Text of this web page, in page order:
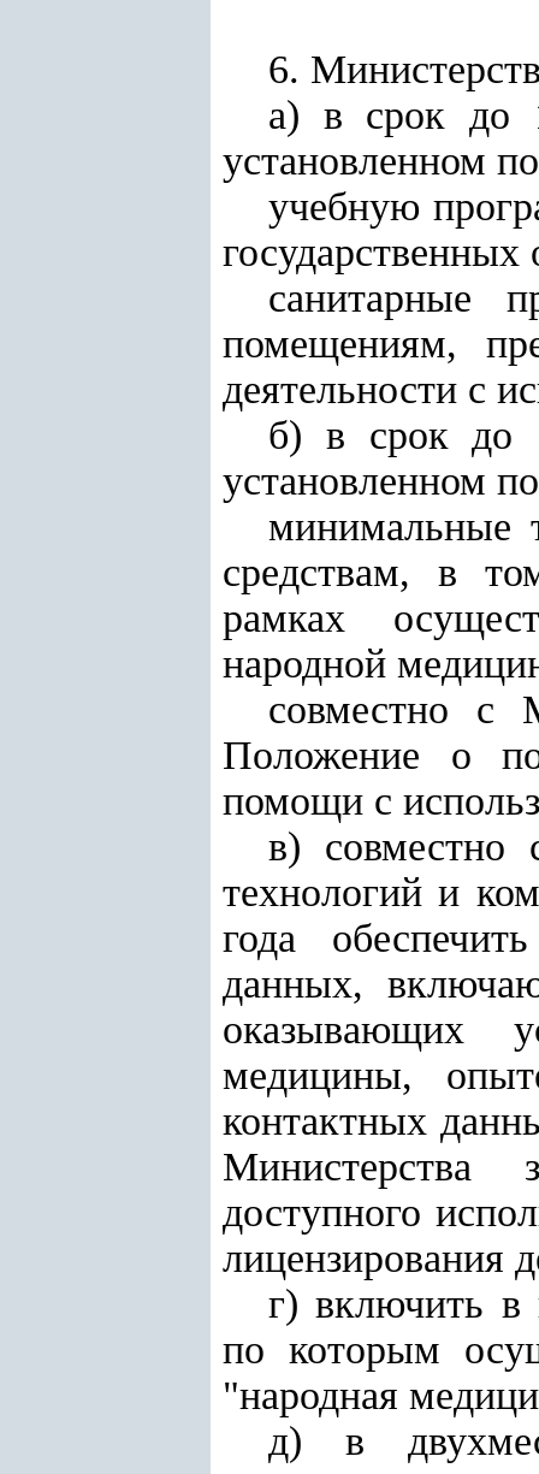
6.
а) в срок до
установленном
учебную
государственных
санитарные
помещениям,
деятельности с
б) в срок до
установленном
минимальные
средствам, в
рамках
народной
совместно с
Положение о
помощи с
в) совместно
технологий и
года
данных,
оказывающих
медицины,
контактных
Министерства
доступного
лицензирования
г) включить в
по которым
"народная
д) в